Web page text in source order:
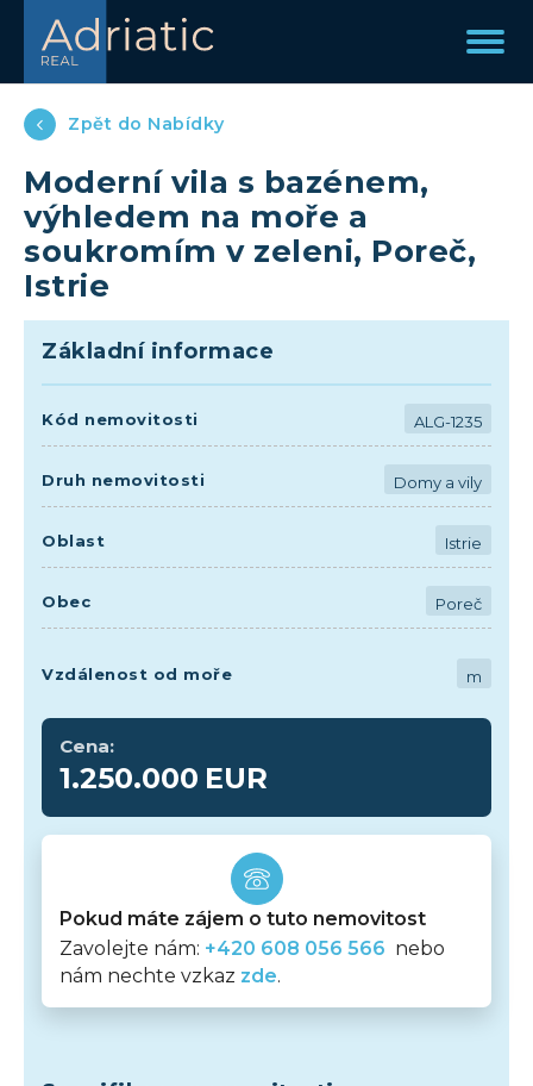
Zpět do Nabídky
Moderní vila s bazénem,
výhledem na moře a
soukromím v zeleni, Poreč,
Istrie
Základní informace
Kód nemovitosti ALG-1235
Druh nemovitosti Domy a vily
Oblast Istrie
Obec Poreč
Vzdálenost od moře m
Cena:
1.250.000 EUR
Pokud máte zájem o tuto nemovitost
Zavolejte nám: +420 608 056 566 nebo
nám nechte vzkaz zde.